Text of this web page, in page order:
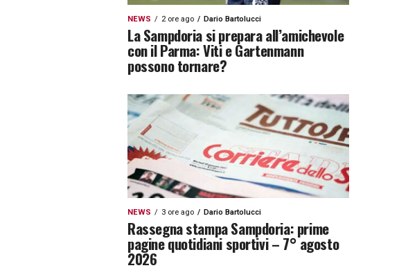
NEWS 2 ore ago Dario Bartolucci
La Sampdoria si prepara all’amichevole
con il Parma: Viti e Gartenmann
possono tornare?
NEWS 3 ore ago Dario Bartolucci
Rassegna stampa Sampdoria: prime
pagine quotidiani sportivi – 7° agosto
2026